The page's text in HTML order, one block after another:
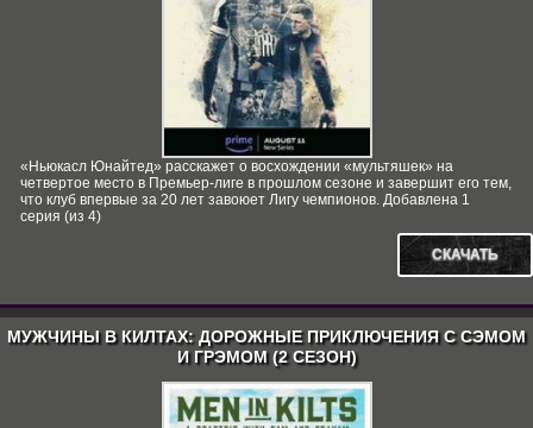
«Ньюкасл Юнайтед» расскажет о восхождении «мультяшек» на
четвертое место в Премьер-лиге в прошлом сезоне и завершит его тем,
что клуб впервые за 20 лет завоюет Лигу чемпионов. Добавлена 1
серия (из 4)
СКАЧАТЬ
МУЖЧИНЫ В КИЛТАХ: ДОРОЖНЫЕ ПРИКЛЮЧЕНИЯ С СЭМОМ
И ГРЭМОМ (2 СЕЗОН)